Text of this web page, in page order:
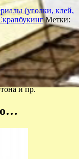
(уголки, клей,
Метки:
и пр.